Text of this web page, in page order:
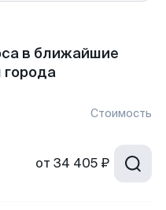
в ближайшие
Стоимость
от 34 405 ₽